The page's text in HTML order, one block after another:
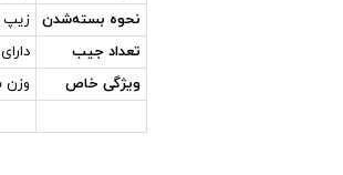
نحوه بسته‌شدن
زیپ
تعداد جیب
ویژگی خاص
وزن